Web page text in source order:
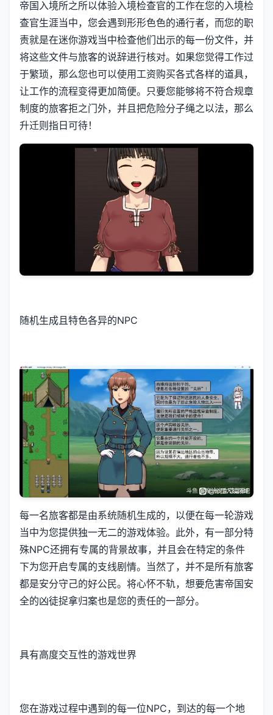
帝国入境所之所以体验入境检查官的工作在您的入境检
查官生涯当中，您会遇到形形色色的通行者，而您的职
责就是在迷你游戏当中检查他们出示的每一份文件，并
将这些文件与旅客的说辞进行核对。如果您觉得工作过
于繁琐，那么您也可以使用工资购买各式各样的道具，
让工作的流程变得更加简便。只要您能够将不符合规章
制度的旅客拒之门外，并且把危险分子绳之以法，那么
升迁则指日可待！
随机生成且特色各异的NPC
每一名旅客都是由系统随机生成的，以便在每一轮游戏
当中为您提供独一无二的游戏体验。此外，有一部分特
殊NPC还拥有专属的背景故事，并且会在特定的条件
下为您开启专属的支线剧情。当然了，并不是所有旅客
都是安分守己的好公民。将心怀不轨，想要危害帝国安
全的凶徒捉拿归案也是您的责任的一部分。
具有高度交互性的游戏世界
您在游戏过程中遇到的每一位NPC，到达的每一个地